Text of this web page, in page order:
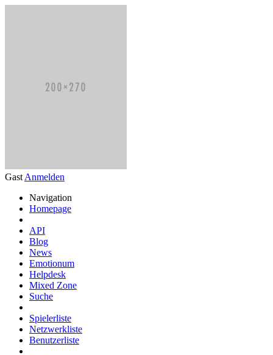
Gast Anmelden
Navigation
Homepage
API
Blog
News
Emotionum
Helpdesk
Mixed Zone
Suche
Spielerliste
Netzwerkliste
Benutzerliste